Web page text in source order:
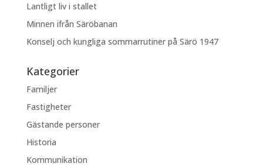
Lantligt liv i stallet
Minnen ifrån Säröbanan
Konselj och kungliga sommarrutiner på Särö 1947
Kategorier
Familjer
Fastigheter
Gästande personer
Historia
Kommunikation